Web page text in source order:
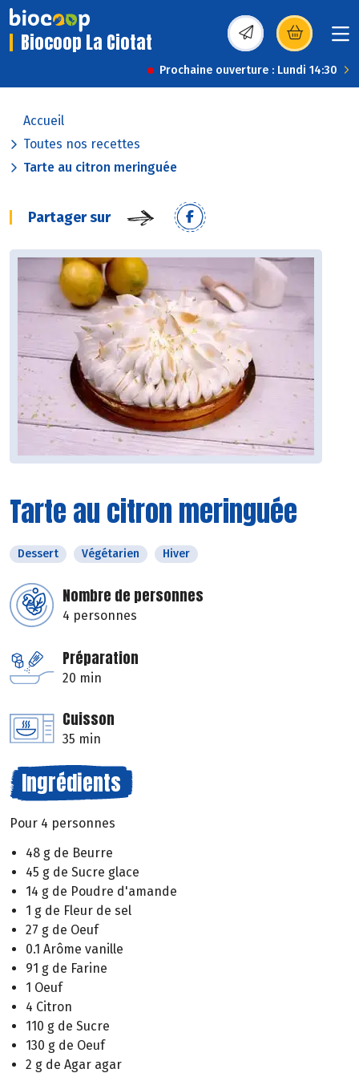
Biocoop La Ciotat (s’ouvre dans une
Prochaine ouverture : Lundi 14:30
Accueil
Toutes nos recettes
Tarte au citron meringuée
Partager sur
Tarte au citron meringuée
Dessert Végétarien Hiver
Nombre de personnes
4 personnes
Préparation
20 min
Cuisson
35 min
Ingrédients
Pour 4 personnes
48 g de Beurre
45 g de Sucre glace
14 g de Poudre d'amande
1 g de Fleur de sel
27 g de Oeuf
0.1 Arôme vanille
91 g de Farine
1 Oeuf
4 Citron
110 g de Sucre
130 g de Oeuf
2 g de Agar agar